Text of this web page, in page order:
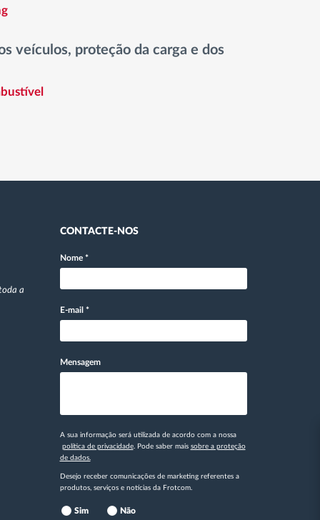
veículos, proteção da carga e dos
a
CONTACTE-NOS
Nome *
E-mail *
Mensagem
A sua informação será utilizada de acordo com a nossa
política de privacidade. Pode saber mais sobre a proteção
de dados.
Desejo receber comunicações de marketing referentes a
produtos, serviços e notícias da Frotcom.
Sim Não